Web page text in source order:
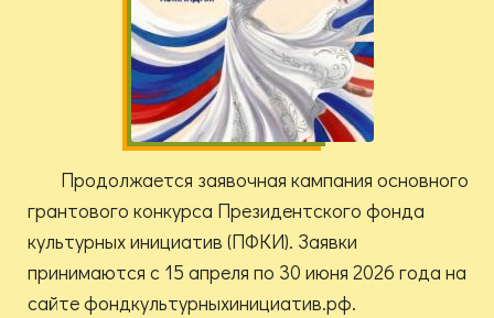
Продолжается заявочная кампания основного
грантового конкурса Президентского фонда
культурных инициатив (ПФКИ). Заявки
принимаются с 15 апреля по 30 июня 2026 года на
сайте фондкультурныхинициатив.рф.